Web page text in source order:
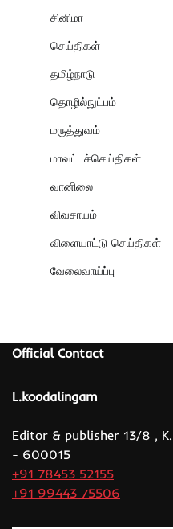
சினிமா
செய்திகள்
தமிழ்நாடு
தொழில்நுட்பம்
மருத்துவம்
மாவட்டச்செய்திகள்
வானிலை
விவசாயம்
விளையாட்டு செய்திகள்
வேலைவாய்ப்பு
Official Contact
L.koodalingam
Editor & publisher 13/8 ,
- 600015
+91 78453 52155
+91 99443 75506